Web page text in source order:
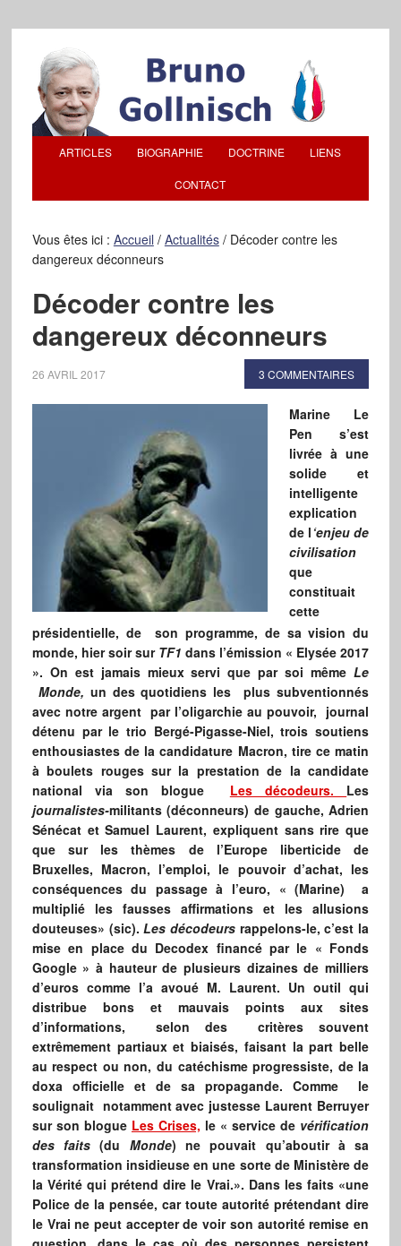
ARTICLES BIOGRAPHIE DOCTRINE LIENS
CONTACT
Vous êtes ici : Accueil / Actualités /Décoder contre les
dangereux déconneurs
Décoder contre les
dangereux déconneurs
26 AVRIL 2017 3 COMMENTAIRES
Marine Le
Pen s’est
livrée à une
solide et
intelligente
explication
de l‘enjeu de
civilisation
que
constituait
cette
présidentielle, de son programme, de sa vision du
monde, hier soir sur TF1 dans l’émission « Elysée 2017
». On est jamais mieux servi que par soi mêmeLe
Monde, un des quotidiens les plus subventionnés
avec notre argent par l’oligarchie au pouvoir, journal
détenu par le trio Bergé-Pigasse-Niel, trois soutiens
enthousiastes de la candidature Macron, tire ce matin
à boulets rouges sur la prestation de la candidate
national via son blogue Les décodeurs. Les
journalistes-militants (déconneurs) de gauche, Adrien
Sénécat et Samuel Laurent, expliquent sans rire que
que sur les thèmes de l’Europe liberticide de
Bruxelles, Macron, l’emploi, le pouvoir d’achat, les
conséquences du passage à l’euro, « (Marine) a
multiplié les fausses affirmations et les allusions
douteuses» (sic). Les décodeurs rappelons-le, c’est la
mise en place du Decodex financé par le « Fonds
Google » à hauteur de plusieurs dizaines de milliers
d’euros comme l’a avoué M. Laurent. Un outil qui
distribue bons et mauvais points aux sites
d’informations, selon des critères souvent
extrêmement partiaux et biaisés, faisant la part belle
au respect ou non, du catéchisme progressiste, de la
doxa officielle et de sa propagande. Comme le
soulignait notamment avec justesse Laurent Berruyer
sur son blogue Les Crises, le « service de vérification
des faits (du Monde) ne pouvait qu’aboutir à sa
transformation insidieuse en une sorte de Ministère de
la Vérité qui prétend dire le Vrai.». Dans les faits «une
Police de la pensée, car toute autorité prétendant dire
le Vrai ne peut accepter de voir son autorité remise en